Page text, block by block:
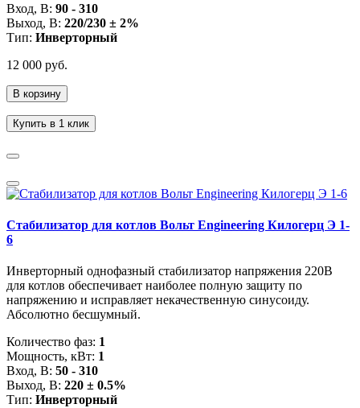
Вход, В: 90 - 310
Выход, В: 220/230 ± 2%
Тип: Инверторный
12 000 руб.
В корзину
Купить в 1 клик
Стабилизатор для котлов Вольт Engineering Килогерц Э 1-
6
Инверторный однофазный стабилизатор напряжения 220В
для котлов обеспечивает наиболее полную защиту по
напряжению и исправляет некачественную синусоиду.
Абсолютно бесшумный.
Количество фаз: 1
Мощность, кВт: 1
Вход, В: 50 - 310
Выход, В: 220 ± 0.5%
Тип: Инверторный